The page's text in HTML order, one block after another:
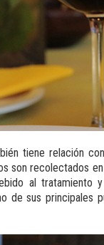
tiene relación
son recolectados
al tratamiento
de sus principales